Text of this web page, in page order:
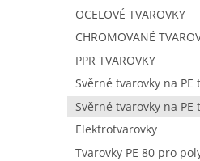
OCELOVÉ TVAROVKY
CHROMOVANÉ
PPR TVAROVKY
Svěrné tvarovky na PE
Svěrné tvarovky na PE
Elektrotvarovky
Tvarovky PE 80 pro